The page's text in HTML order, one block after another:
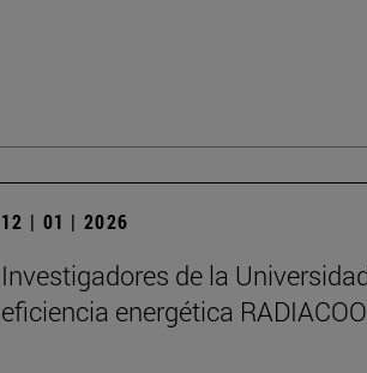
12 | 01 | 2026
Investigadores de la
eficiencia energética